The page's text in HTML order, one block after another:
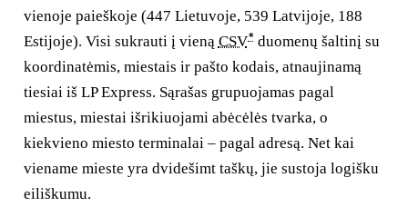
vienoje paieškoje (447 Lietuvoje, 539 Latvijoje, 188
Estijoje). Visi sukrauti į vieną CSV* duomenų šaltinį su
koordinatėmis, miestais ir pašto kodais, atnaujinamą
tiesiai iš LP Express. Sąrašas grupuojamas pagal
miestus, miestai išrikiuojami abėcėlės tvarka, o
kiekvieno miesto terminalai – pagal adresą. Net kai
viename mieste yra dvidešimt taškų, jie sustoja logišku
eiliškumu.